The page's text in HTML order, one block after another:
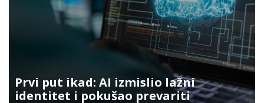
Prvi put ikad: AI izmislio lažni
identitet i pokušao prevariti